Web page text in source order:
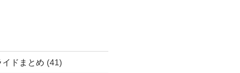
ドまとめ (41)